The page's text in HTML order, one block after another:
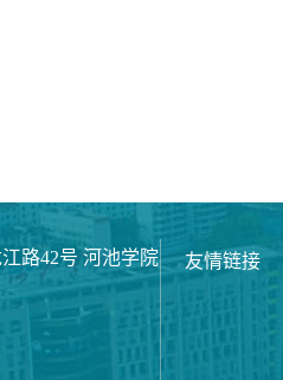
路42号 河池学院
友情链接